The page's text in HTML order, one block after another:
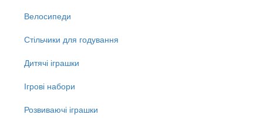
Велосипеди
Стільчики для годування
Дитячі іграшки
Ігрові набори
Розвиваючі іграшки